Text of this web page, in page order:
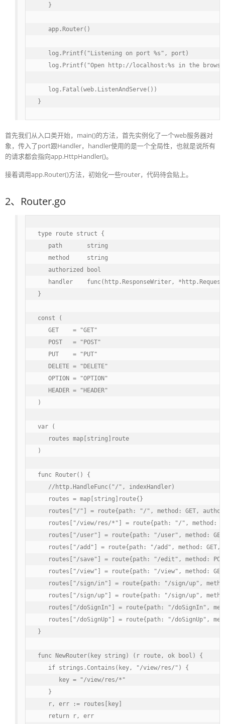
   }
   app.Router()
   log.Printf("Listening on port %s", port)
log.Printf("Open http://localhost:%s in the
   log.Fatal(web.ListenAndServe())
}
首先我们从入口类开始，main()的方法，首先实例化了一个web服务器对
象，传入了port跟Handler，handler使用的是一个全局性，也就是说所有
的请求都会指向app.HttpHandler()。
接着调用app.Router()方法，初始化一些router，代码待会贴上。
2、Router.go
type route struct {
   path       string
   method     string
   authorized bool
handler    func(http.ResponseWriter,
}
const (
   GET    = "GET"
   POST   = "POST"
   PUT    = "PUT"
   DELETE = "DELETE"
   OPTION = "OPTION"
   HEADER = "HEADER"
)
var (
   routes map[string]route
)
func Router() {
   //http.HandleFunc("/", indexHandler)
   routes = map[string]route{}
routes["/"] = route{path: "/", method: GET,
routes["/view/res/*"] = route{path: "/", method:
routes["/user"] = route{path: "/user", method:
routes["/add"] = route{path: "/add", method: GET,
routes["/save"] = route{path: "/edit", method:
routes["/view"] = route{path: "/view", method:
routes["/sign/in"] = route{path: "/sign/up",
routes["/sign/up"] = route{path: "/sign/up",
routes["/doSignIn"] = route{path: "/doSignIn",
routes["/doSignUp"] = route{path: "/doSignUp",
}
func NewRouter(key string) (r route, ok bool) {
   if strings.Contains(key, "/view/res/") {
      key = "/view/res/*"
   }
   r, err := routes[key]
   return r, err